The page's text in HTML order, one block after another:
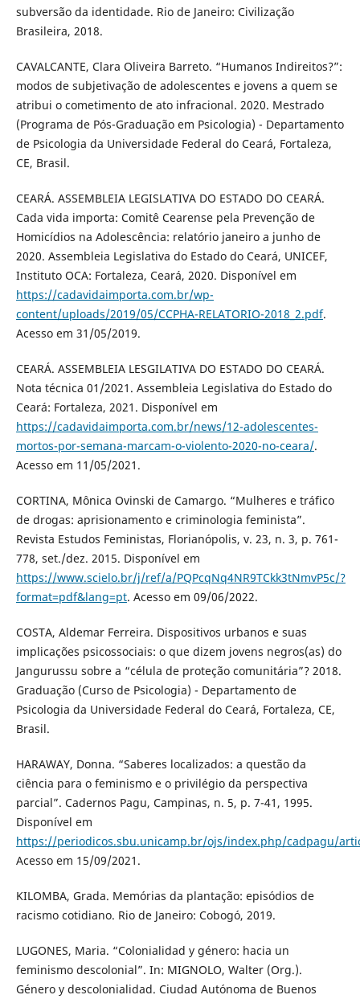
subversão da identidade. Rio de Janeiro: Civilização
Brasileira, 2018.
CAVALCANTE, Clara Oliveira Barreto. “Humanos Indireitos?”:
modos de subjetivação de adolescentes e jovens a quem se
atribui o cometimento de ato infracional. 2020. Mestrado
(Programa de Pós-Graduação em Psicologia) - Departamento
de Psicologia da Universidade Federal do Ceará, Fortaleza,
CE, Brasil.
CEARÁ. ASSEMBLEIA LEGISLATIVA DO ESTADO DO CEARÁ.
Cada vida importa: Comitê Cearense pela Prevenção de
Homicídios na Adolescência: relatório janeiro a junho de
2020. Assembleia Legislativa do Estado do Ceará, UNICEF,
Instituto OCA: Fortaleza, Ceará, 2020. Disponível em
https://cadavidaimporta.com.br/wp-
content/uploads/2019/05/CCPHA-RELATORIO-2018_2.pdf.
Acesso em 31/05/2019.
CEARÁ. ASSEMBLEIA LESGILATIVA DO ESTADO DO CEARÁ.
Nota técnica 01/2021. Assembleia Legislativa do Estado do
Ceará: Fortaleza, 2021. Disponível em
https://cadavidaimporta.com.br/news/12-adolescentes-
mortos-por-semana-marcam-o-violento-2020-no-ceara/.
Acesso em 11/05/2021.
CORTINA, Mônica Ovinski de Camargo. “Mulheres e tráfico
de drogas: aprisionamento e criminologia feminista”.
Revista Estudos Feministas, Florianópolis, v. 23, n. 3, p. 761-
778, set./dez. 2015. Disponível em
https://www.scielo.br/j/ref/a/PQPcqNq4NR9TCkk3tNmvP5c/?
format=pdf&lang=pt. Acesso em 09/06/2022.
COSTA, Aldemar Ferreira. Dispositivos urbanos e suas
implicações psicossociais: o que dizem jovens negros(as) do
Jangurussu sobre a “célula de proteção comunitária”? 2018.
Graduação (Curso de Psicologia) - Departamento de
Psicologia da Universidade Federal do Ceará, Fortaleza, CE,
Brasil.
HARAWAY, Donna. “Saberes localizados: a questão da
ciência para o feminismo e o privilégio da perspectiva
parcial”. Cadernos Pagu, Campinas, n. 5, p. 7-41, 1995.
Disponível em
https://periodicos.sbu.unicamp.br/ojs/index.php/cadpagu/
Acesso em 15/09/2021.
KILOMBA, Grada. Memórias da plantação: episódios de
racismo cotidiano. Rio de Janeiro: Cobogó, 2019.
LUGONES, Maria. “Colonialidad y género: hacia un
feminismo descolonial”. In: MIGNOLO, Walter (Org.).
Género y descolonialidad. Ciudad Autónoma de Buenos